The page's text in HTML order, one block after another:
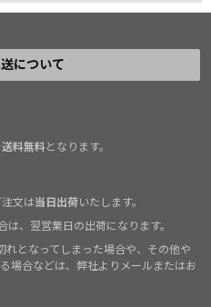
について
送料無料となります。
文は当日出荷いたします。
、翌営業日の出荷になります。
となってしまった場合や、その他や
場合などは、弊社よりメールまたはお